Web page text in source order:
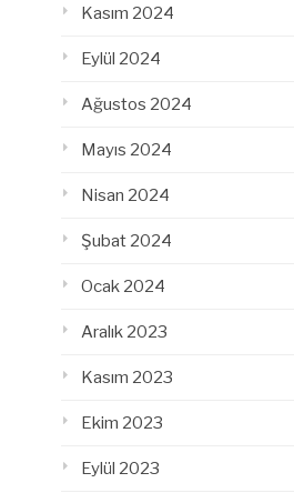
Kasım 2024
Eylül 2024
Ağustos 2024
Mayıs 2024
Nisan 2024
Şubat 2024
Ocak 2024
Aralık 2023
Kasım 2023
Ekim 2023
Eylül 2023